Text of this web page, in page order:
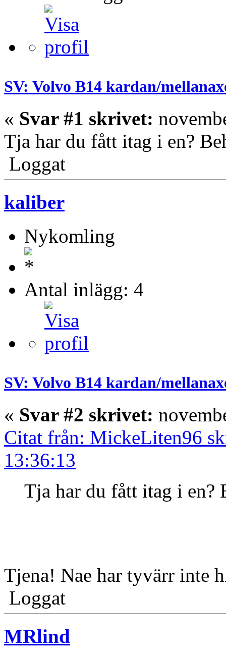
SV: Volvo B14 kardan/
« Svar #1 skrivet:
Tja har du fått itag i en?
Loggat
kaliber
Nykomling
Antal inlägg: 4
SV: Volvo B14 kardan/
« Svar #2 skrivet:
Citat från: MickeLiten96
13:36:13
Tja har du fått itag i en?
Tjena! Nae har tyvärr inte
Loggat
MRlind